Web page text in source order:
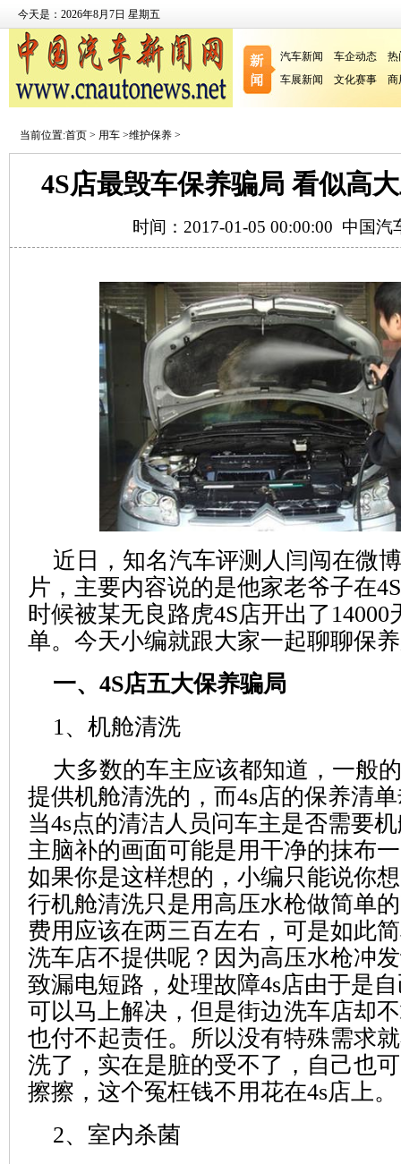
今天是：2026年8月7日 星期五
汽车新闻 车企动态
热
车展新闻
文化赛事 商
当前位置:首页 > 用车 >维护保养 >
4S店最毁车保养骗局 看似高
时间：2017-01-05 00:00:00 中国汽
近日，知名汽车评测人闫闯在微
片，主要内容说的是他家老爷子在
时候被某无良路虎4S店开出了14000
单。今天小编就跟大家一起聊聊保
一、4S店五大保养骗局
1、机舱清洗
大多数的车主应该都知道，一般
提供机舱清洗的，而4s店的保养清
当4s点的清洁人员问车主是否需要
主脑补的画面可能是用干净的抹布
如果你是这样想的，小编只能说你
行机舱清洗只是用高压水枪做简单
费用应该在两三百左右，可是如此
洗车店不提供呢？因为高压水枪冲
致漏电短路，处理故障4s店由于是
可以马上解决，但是街边洗车店却
也付不起责任。所以没有特殊需求
洗了，实在是脏的受不了，自己也
擦擦，这个冤枉钱不用花在4s店上。
2、室内杀菌